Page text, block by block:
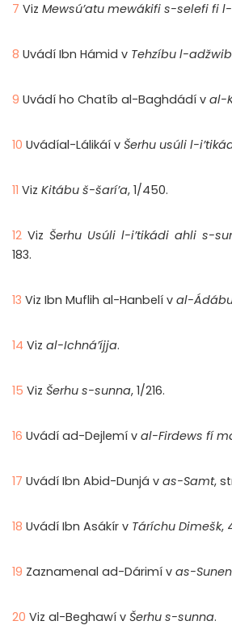
7 Viz Mewsú’atu mewákifi s-selefi fi
8 Uvádí Ibn Hámid v Tehzíbu l-
9 Uvádí ho Chatíb al-Baghdádí v al-
10 Uvádíal-Lálikáí v Šerhu usúli l-
11 Viz Kitábu š-šarí’a, 1/450.
12 Viz Šerhu Usúli l-i’tikádi ahli s-
183.
13 Viz Ibn Muflih al-Hanbelí v al-
14 Viz al-Ichná’íjja.
15 Viz Šerhu s-sunna, 1/216.
16 Uvádí ad-Dejlemí v al-Firdews fí
17 Uvádí Ibn Abid-Dunjá v as-Samt,
18 Uvádí Ibn Asákír v Táríchu Dimešk,
19 Zaznamenal ad-Dárimí v as-
20 Viz al-Beghawí v Šerhu s-sunna.